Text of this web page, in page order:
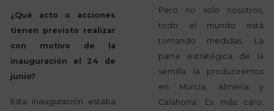
¿Qué acto o acciones
tienen previsto realizar
con motivo de la
inauguración el 24 de
junio?
Esta inauguración estaba
Pero no solo nosotros,
todo el mundo está
tomando medidas. La
parte estratégica de la
semilla la produciremos
en Murcia, Almería y
Calahorra. Es más caro,